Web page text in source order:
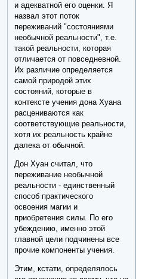
и адекватной его оценки. Я
назвал этот поток
переживаний "состояниями
необычной реальности", т.е.
такой реальности, которая
отличается от повседневной.
Их различие определяется
самой природой этих
состояний, которые в
контексте учения дона Хуана
расцениваются как
соответствующие реальности,
хотя их реальность крайне
далека от обычной.
Дон Хуан считал, что
переживание необычной
реальности - единственный
способ практического
освоения магии и
приобретения силы. По его
убеждению, именно этой
главной цели подчинены все
прочие компоненты учения.
Этим, кстати, определялось